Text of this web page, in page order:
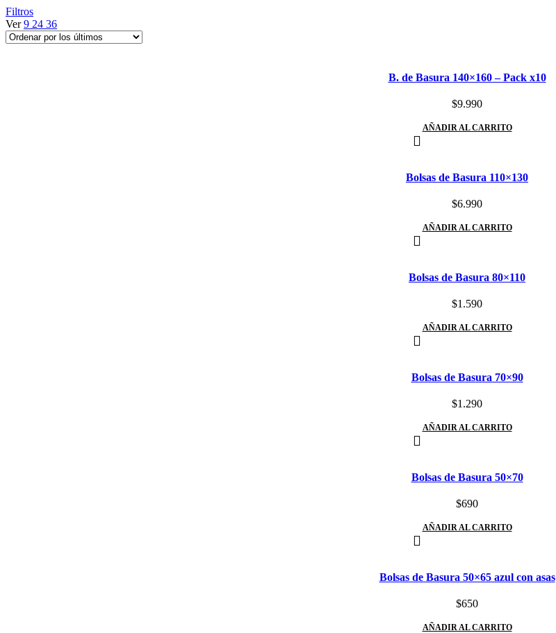
Filtros
Ver9 24 36
B. de Basura 140×160 – Pack x10
$9.990
AÑADIR AL CARRITO
Bolsas de Basura 110×130
$6.990
AÑADIR AL CARRITO
Bolsas de Basura 80×110
$1.590
AÑADIR AL CARRITO
Bolsas de Basura 70×90
$1.290
AÑADIR AL CARRITO
Bolsas de Basura 50×70
$690
AÑADIR AL CARRITO
Bolsas de Basura 50×65 azul con asas
$650
AÑADIR AL CARRITO